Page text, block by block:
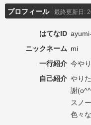
プロフィール 最終更新日:
はてなID
ニックネーム mi
一行紹介 今や
自己紹介 やり
謝
スノ
色々